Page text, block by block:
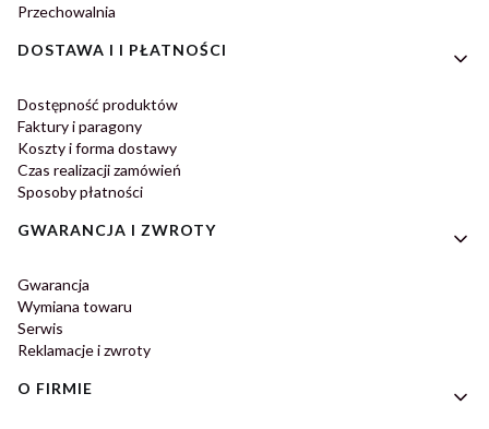
Przechowalnia
DOSTAWA I I PŁATNOŚCI
Dostępność produktów
Faktury i paragony
Koszty i forma dostawy
Czas realizacji zamówień
Sposoby płatności
GWARANCJA I ZWROTY
Gwarancja
Wymiana towaru
Serwis
Reklamacje i zwroty
O FIRMIE